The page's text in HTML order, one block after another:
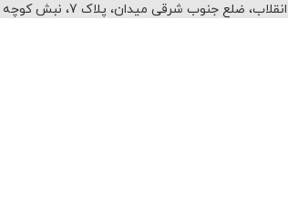
ضلع جنوب شرقی میدان، پلاک 7، نبش کوچه آبرو